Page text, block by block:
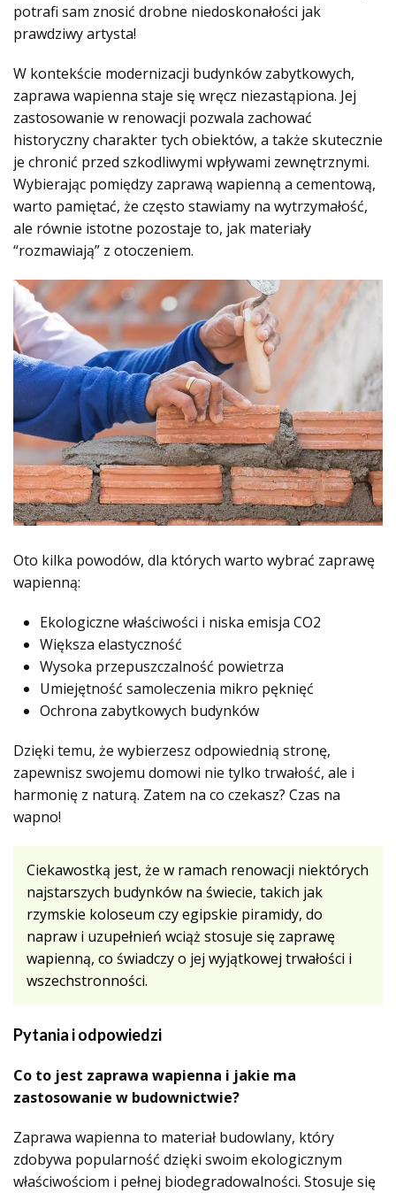
potrafi sam znosić drobne niedoskonałości jak
prawdziwy artysta!
W kontekście modernizacji budynków zabytkowych,
zaprawa wapienna staje się wręcz niezastąpiona. Jej
zastosowanie w renowacji pozwala zachować
historyczny charakter tych obiektów, a także skutecznie
je chronić przed szkodliwymi wpływami zewnętrznymi.
Wybierając pomiędzy zaprawą wapienną a cementową,
warto pamiętać, że często stawiamy na wytrzymałość,
ale równie istotne pozostaje to, jak materiały
“rozmawiają” z otoczeniem.
Oto kilka powodów, dla których warto wybrać zaprawę
wapienną:
Ekologiczne właściwości i niska emisja CO2
Większa elastyczność
Wysoka przepuszczalność powietrza
Umiejętność samoleczenia mikro pęknięć
Ochrona zabytkowych budynków
Dzięki temu, że wybierzesz odpowiednią stronę,
zapewnisz swojemu domowi nie tylko trwałość, ale i
harmonię z naturą. Zatem na co czekasz? Czas na
wapno!
Ciekawostką jest, że w ramach renowacji niektórych
najstarszych budynków na świecie, takich jak
rzymskie koloseum czy egipskie piramidy, do
napraw i uzupełnień wciąż stosuje się zaprawę
wapienną, co świadczy o jej wyjątkowej trwałości i
wszechstronności.
Pytania i odpowiedzi
Co to jest zaprawa wapienna i jakie ma
zastosowanie w budownictwie?
Zaprawa wapienna to materiał budowlany, który
zdobywa popularność dzięki swoim ekologicznym
właściwościom i pełnej biodegradowalności. Stosuje się